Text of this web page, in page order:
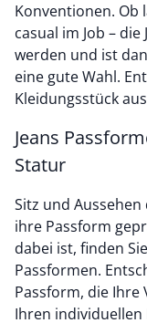
Konventionen. Ob
casual im Job –
werden und ist
eine gute Wahl.
Kleidungsstück aus
Jeans
Statur
Sitz und
ihre Passform
dabei ist, finden
Passformen.
Passform, die
Ihren